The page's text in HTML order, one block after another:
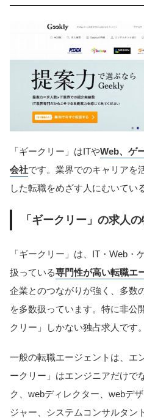
「ギークリー」はITやWeb、ゲ
会社です。業界でのキャリアを
した転職をめざす人にむいてい
「ギークリー」の求人
「ギークリー」は、IT・Web・
扱っている専門性が高い転職エ
企業とのつながりが強く、多数
を多数扱っています。特に非公
クリー」しかない独占求人です。
一般の転職エージェントは、エ
ークリー」はエンジニアだけで
ク、webディレクター、webデ
ジャー、システムコンサルタン